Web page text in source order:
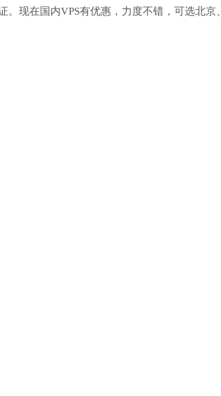
。现在国内VPS有优惠，力度不错，可选北